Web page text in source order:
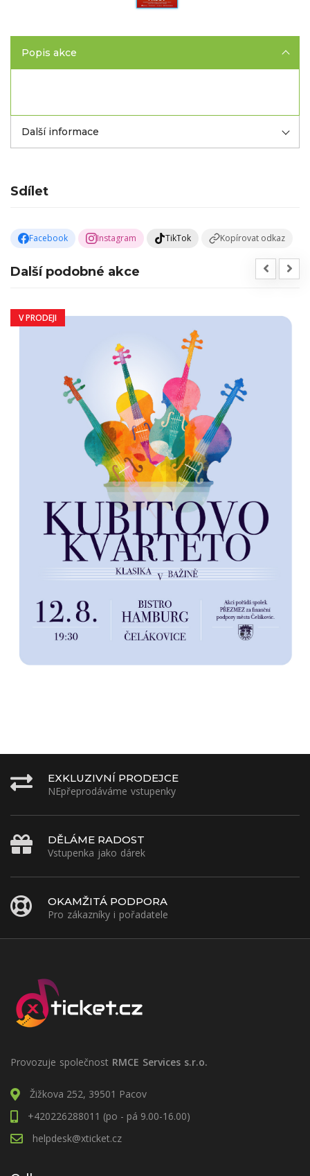
Popis akce
Další informace
Sdílet
Facebook Instagram TikTok Kopírovat odkaz
Další podobné akce
V PRODEJI
EXKLUZIVNÍ PRODEJCE
NEpřeprodáváme vstupenky
DĚLÁME RADOST
Vstupenka jako dárek
OKAMŽITÁ PODPORA
Pro zákazníky i pořadatele
Provozuje společnost RMCE Services s.r.o.
Žižkova 252, 39501 Pacov
+420226288011 (po - pá 9.00-16.00)
helpdesk@xticket.cz